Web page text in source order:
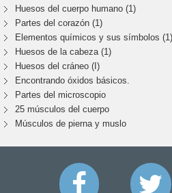
Huesos del cuerpo humano (1)
Partes del corazón (1)
Elementos químicos y sus símbolos (1)
Huesos de la cabeza (1)
Huesos del cráneo (I)
Encontrando óxidos básicos.
Partes del microscopio
25 músculos del cuerpo
Músculos de pierna y muslo